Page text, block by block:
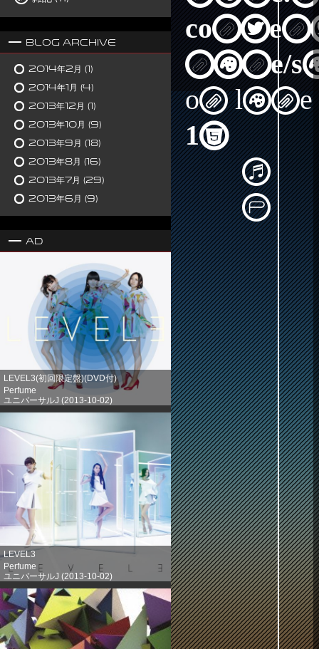
Blog Archive
2014年2月 (1)
2014年1月 (4)
2013年12月 (1)
2013年10月 (9)
2013年9月 (18)
2013年8月 (16)
2013年7月 (29)
2013年6月 (9)
Ad
LEVEL3(初回限定盤)(DVD付)
Perfume
ユニバーサルJ (2013-10-02)
売り上げランキング: 1
LEVEL3
Perfume
ユニバーサルJ (2013-10-02)
売り上げランキング: 203
nine/
on line
15